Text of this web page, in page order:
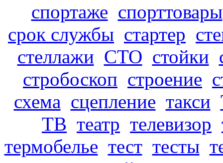
спортаже спорттовары
срок службы стартер
стеллажи СТО стойки
стробоскоп строение
схема сцепление такси
ТВ театр телевизор
термобелье тест тесты